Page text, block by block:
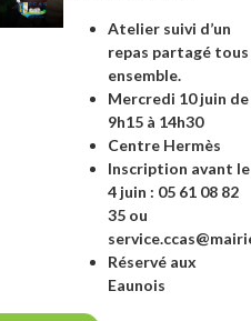
Atelier suivi d’un
repas partagé tous
ensemble.
Mercredi 10 juin de
9h15 à 14h30
Centre Hermès
Inscription avant le
4 juin : 05 61 08 82
35 ou
Réservé aux
Eaunois